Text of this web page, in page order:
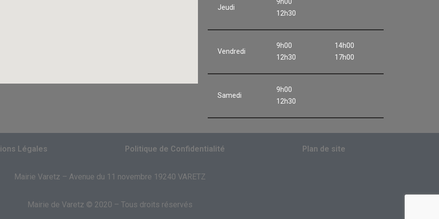
Jeudi
9h00
12h30
Vendredi
9h00
12h30
14h00
17h00
Samedi
9h00
12h30
Légales Politique de Confidentialité Plan de site
Mairie Varetz – Avenue du 11 novembre 19240 VARETZ
Mairie de Varetz © 2020 – Tous droits réservés